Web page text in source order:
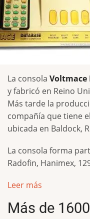
La consola Voltmace
y fabricó en Reino
Más tarde la
compañía que tiene
ubicada en Baldock,
La consola forma
Radofin, Hanimex,
Leer más
Más de